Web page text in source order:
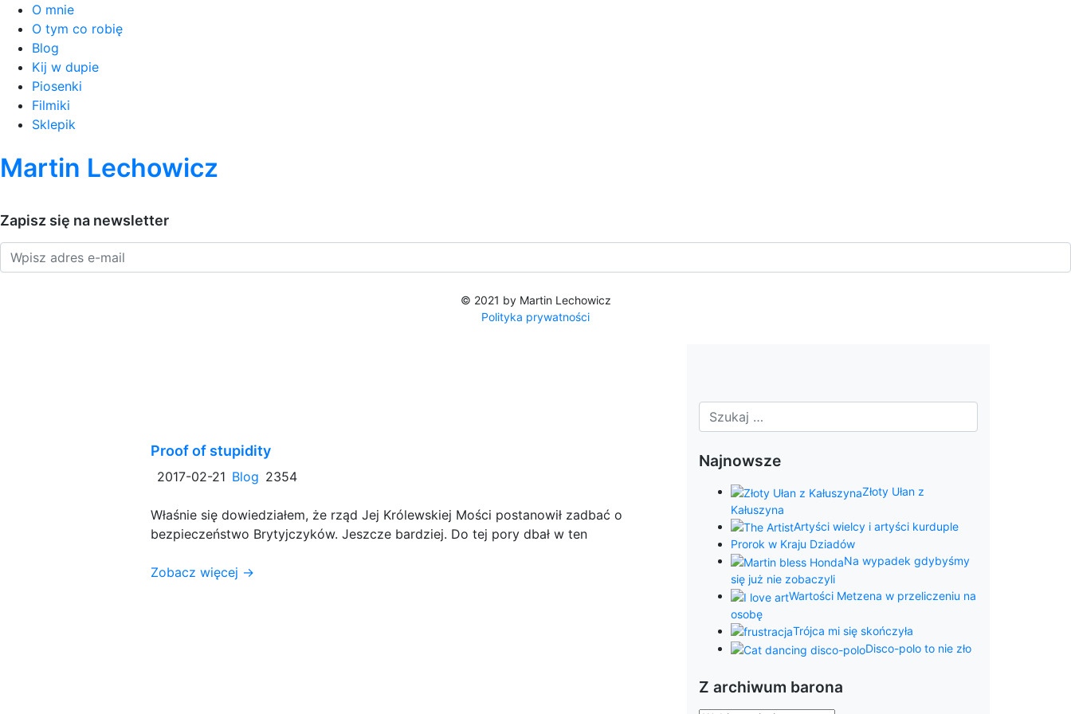
O mnie
O tym co robię
Blog
Kij w dupie
Piosenki
Filmiki
Sklepik
Martin Lechowicz
Zapisz się na newsletter
© 2021 by Martin Lechowicz
Polityka prywatności
Proof of stupidity
2017-02-21 Blog 2354
Właśnie się dowiedziałem, że rząd Jej Królewskiej Mości postanowił zadbać o
bezpieczeństwo Brytyjczyków. Jeszcze bardziej. Do tej pory dbał w ten
Zobacz więcej →
Najnowsze
Złoty Ułan z
Kałuszyna
Artyści wielcy i artyści kurduple
Prorok w Kraju Dziadów
Na wypadek gdybyśmy
się już nie zobaczyli
Wartości Metzena w przeliczeniu na
osobę
Trójca mi się skończyła
Disco-polo to nie zło
Z archiwum barona